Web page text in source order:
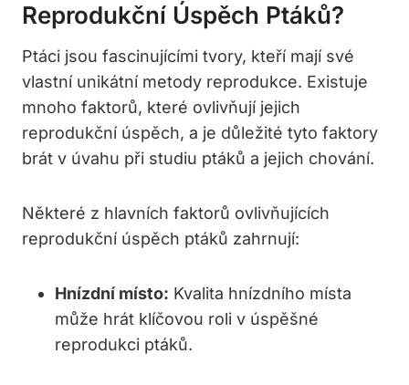
Reprodukční Úspěch Ptáků?
Ptáci jsou fascinujícími tvory, kteří mají své
vlastní unikátní metody reprodukce. Existuje
mnoho faktorů, které ovlivňují jejich
reprodukční úspěch, a je důležité tyto faktory
brát v úvahu při studiu ptáků a jejich chování.
Některé z hlavních faktorů ovlivňujících
reprodukční úspěch ptáků zahrnují:
Hnízdní místo: Kvalita hnízdního místa
může hrát klíčovou roli v úspěšné
reprodukci ptáků.